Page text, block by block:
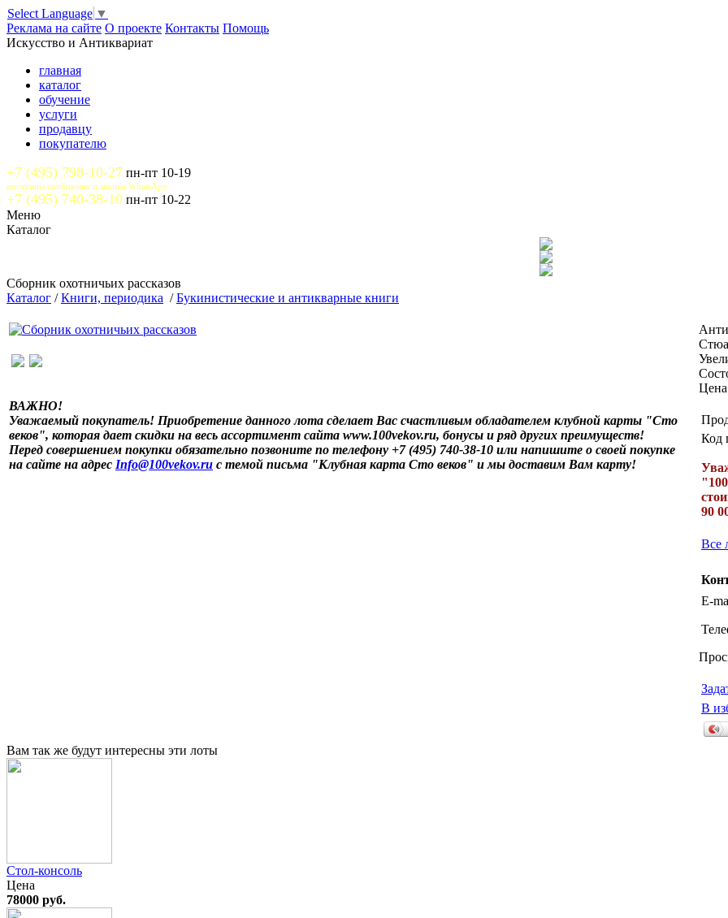
Select Language ▼
Реклама на сайте О проекте Контакты Помощь
Искусство и Антиквариат
главная
каталог
обучение
услуги
продавцу
покупателю
+7 (495) 798-10-27 пн-пт 10-19
доступны сообщения и звонки WhatsApp
+7 (495) 740-38-10 пн-пт 10-22
Меню
Каталог
Сборник охотничьих рассказов
Каталог /Книги, периодика /Букинистические и антикварные книги
ВАЖНО!
Уважаемый покупатель! Приобретение данного лота сделает Вас счастливым обладателем клубной карты "Сто
веков", которая дает скидки на весь ассортимент сайта www.100vekov.ru, бонусы и ряд других преимуществ!
Перед совершением покупки обязательно позвоните по телефону +7 (495) 740-38-10 или напишите о своей покупке
на сайте на адрес Info@100vekov.ru с темой письма "Клубная карта Сто веков" и мы доставим Вам карту!
Код
90
Все
E-
В
Вам так же будут интересны эти лоты
Cтол-консоль
Цена
78000 руб.